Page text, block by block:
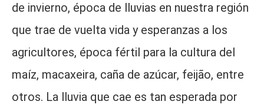
de invierno, época de lluvias en nuestra región
que trae de vuelta vida y esperanzas a los
agricultores, época fértil para la cultura del
maíz, macaxeira, caña de azúcar, feijão, entre
otros. La lluvia que cae es tan esperada por